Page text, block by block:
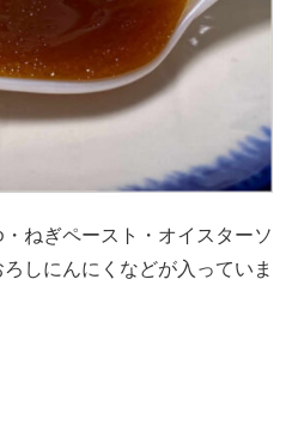
ねぎペースト・オイスターソ
しにんにくなどが入っていま